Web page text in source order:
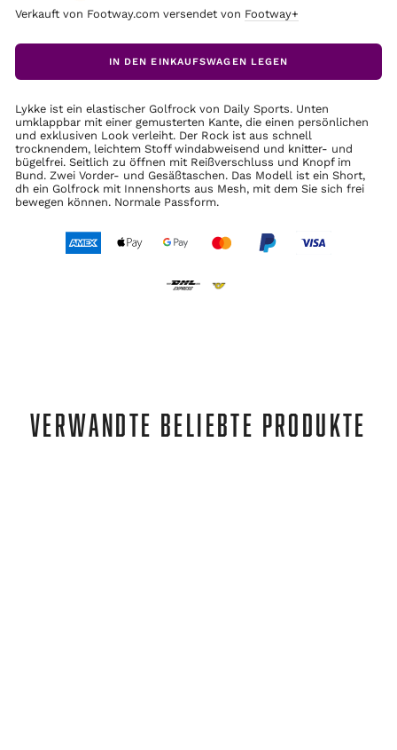
Verkauft von Footway.com versendet von Footway+
IN DEN EINKAUFSWAGEN LEGEN
Lykke ist ein elastischer Golfrock von Daily Sports. Unten
umklappbar mit einer gemusterten Kante, die einen persönlichen
und exklusiven Look verleiht. Der Rock ist aus schnell
trocknendem, leichtem Stoff windabweisend und knitter- und
bügelfrei. Seitlich zu öffnen mit Reißverschluss und Knopf im
Bund. Zwei Vorder- und Gesäßtaschen. Das Modell ist ein Short,
dh ein Golfrock mit Innenshorts aus Mesh, mit dem Sie sich frei
bewegen können. Normale Passform.
VERWANDTE BELIEBTE PRODUKTE